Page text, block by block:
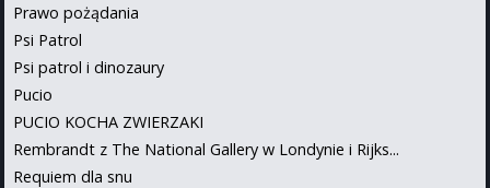
Prawo pożądania
Psi Patrol
Psi patrol i dinozaury
Pucio
PUCIO KOCHA ZWIERZAKI
Rembrandt z The National Gallery w Londynie i Rijks...
Requiem dla snu